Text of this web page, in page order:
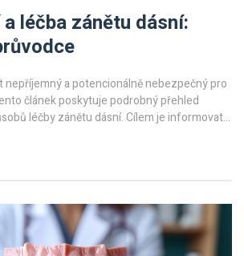
léčba zánětu dásní:
nepříjemný a potencionálně nebezpečný pro
článek poskytuje podrobný přehled
léčby zánětu dásní. Cílem je informovat
dásní a o tom, jak předejít těmto problémům,